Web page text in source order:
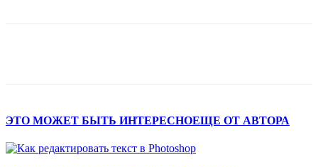
ЭТО МОЖЕТ БЫТЬ ИНТЕРЕСНОЕЩЕ ОТ АВТОРА